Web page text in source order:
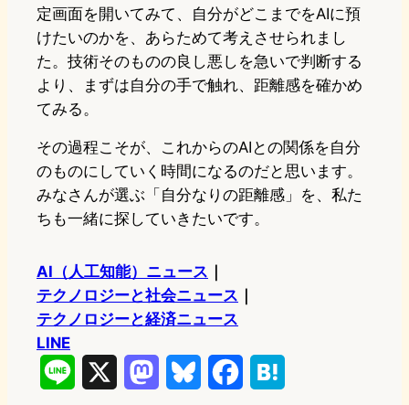
定画面を開いてみて、自分がどこまでをAIに預
けたいのかを、あらためて考えさせられまし
た。技術そのものの良し悪しを急いで判断する
より、まずは自分の手で触れ、距離感を確かめ
てみる。
その過程こそが、これからのAIとの関係を自分
のものにしていく時間になるのだと思います。
みなさんが選ぶ「自分なりの距離感」を、私た
ちも一緒に探していきたいです。
AI（人工知能）ニュース ｜
テクノロジーと社会ニュース ｜
テクノロジーと経済ニュース
LINE